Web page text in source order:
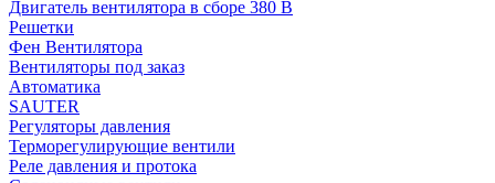
Двигатель вентилятора в сборе 380 В
Решетки
Фен Вентилятора
Вентиляторы под заказ
Автоматика
SAUTER
Регуляторы давления
Терморегулирующие вентили
Реле давления и протока